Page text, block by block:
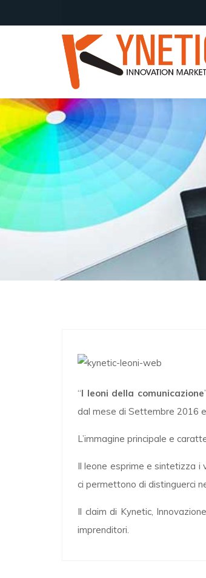
“I leoni della comunicazione
dal mese di Settembre 2016
L’immagine principale e
Il leone esprime e sintetizza i
ci permettono di distinguerci
Il claim di Kynetic,
imprenditori.